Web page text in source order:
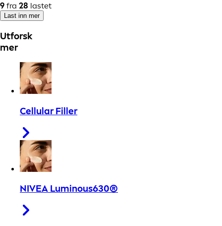
9 fra 28 lastet
Last inn mer
Utforsk
mer
Cellular Filler
NIVEA Luminous630®